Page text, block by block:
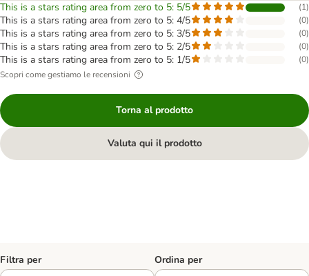
This is a stars rating area from zero to 5: 5/5 (1)
This is a stars rating area from zero to 5: 4/5 (0)
This is a stars rating area from zero to 5: 3/5 (0)
This is a stars rating area from zero to 5: 2/5 (0)
This is a stars rating area from zero to 5: 1/5 (0)
Scopri come gestiamo le recensioni
Torna al prodotto
Valuta qui il prodotto
Filtra per Ordina per